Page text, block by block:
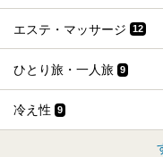
エステ・マッサージ 12
ひとり旅・一人旅 9
冷え性 9